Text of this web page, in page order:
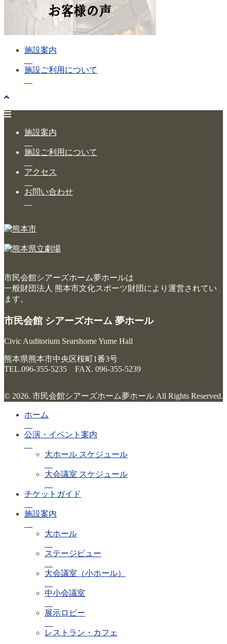
施設案内
施設ご利用について
施設案内
施設ご利用について
アクセス
お問い合わせ
市民会館シアーズホーム夢ホールは
一般財団法人 熊本市文化スポーツ財団により運営されてい
ます。
市民会館 シアーズホーム 夢ホール
Civic Auditorium Searshome Yume Hall
熊本県熊本市中央区桜町1番3号
TEL.096-355-5235 FAX. 096-355-5239
© 2026. 市民会館シアーズホーム夢ホール All Rights Reserved.
ホーム
公演・イベント案内
大ホール スケジュール
大会議室 スケジュール
チケットガイド
施設案内
大ホール
ステージビュー
大会議室（小ホール）
中小会議室
展示ロビー
レストラン・カフェ